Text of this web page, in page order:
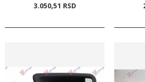
3.050,51 RSD